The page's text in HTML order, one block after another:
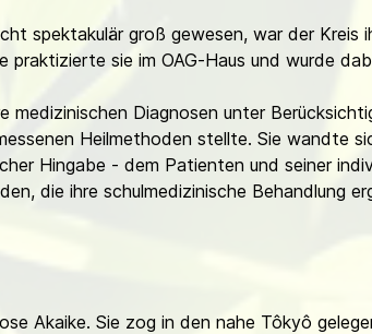
spektakulär groß gewesen, war der
praktizierte sie im OAG-Haus und wurde
medizinischen Diagnosen unter
Heilmethoden stellte. Sie wandte
Hingabe - dem Patienten und seiner
die ihre schulmedizinische Behandlung
Akaike. Sie zog in den nahe Tôkyô